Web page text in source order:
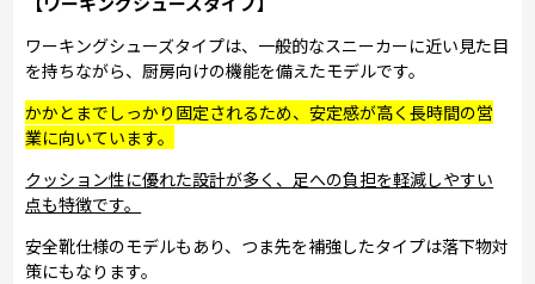
ワーキングシューズタイプは、一般的なスニーカーに近い見た目
を持ちながら、厨房向けの機能を備えたモデルです。
かかとまでしっかり固定されるため、安定感が高く長時間の営
業に向いています。
クッション性に優れた設計が多く、足への負担を軽減しやすい
点も特徴です。
安全靴仕様のモデルもあり、つま先を補強したタイプは落下物対
策にもなります。